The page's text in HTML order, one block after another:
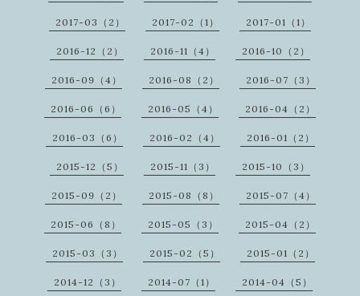
2017-03（2） 2017-02（1） 2017-01（1）
2016-12（2） 2016-11（4） 2016-10（2）
2016-09（4） 2016-08（2） 2016-07（3）
2016-06（6） 2016-05（4） 2016-04（2）
2016-03（6） 2016-02（4） 2016-01（2）
2015-12（5） 2015-11（3） 2015-10（3）
2015-09（2） 2015-08（8） 2015-07（4）
2015-06（8） 2015-05（3） 2015-04（2）
2015-03（3） 2015-02（5） 2015-01（2）
2014-12（3） 2014-07（1） 2014-04（5）